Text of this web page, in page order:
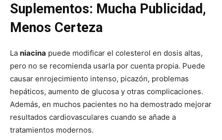
Suplementos: Mucha Publicidad,
Menos Certeza
La niacina puede modificar el colesterol en dosis altas,
pero no se recomienda usarla por cuenta propia. Puede
causar enrojecimiento intenso, picazón, problemas
hepáticos, aumento de glucosa y otras complicaciones.
Además, en muchos pacientes no ha demostrado mejorar
resultados cardiovasculares cuando se añade a
tratamientos modernos.